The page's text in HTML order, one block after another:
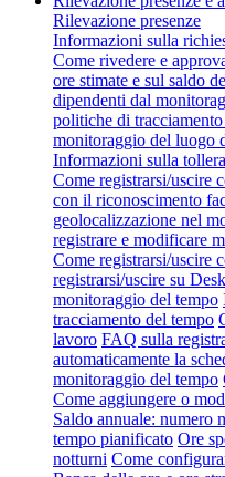
Rilevazione presenze
Informazioni sulla
Come rivedere e
ore stimate e sul saldo
dipendenti dal
politiche di
monitoraggio del luogo
Informazioni sulla
Come registrarsi/uscire
con il riconoscimento
geolocalizzazione nel
registrare e modificare
Come registrarsi/uscire
registrarsi/uscire su
monitoraggio del tempo
tracciamento del tempo
lavoro FAQ sulla
automaticamente la
monitoraggio del tempo
Come aggiungere o
Saldo annuale: numero
tempo pianificato Ore
notturni Come